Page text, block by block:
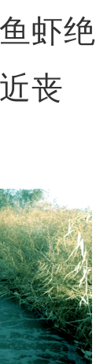
虾绝
丧